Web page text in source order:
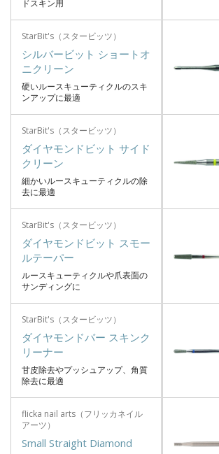
ドスキン用
StarBit's（スタービッツ）
シルバービット ショートオ
ニクリーン
硬いルースキューティクルのスキ
ンアップに最適
StarBit's（スタービッツ）
ダイヤモンドビット サイド
クリーン
細かいルースキューティクルの除
去に最適
StarBit's（スタービッツ）
ダイヤモンドビット スモー
ルテーパー
ルースキューティクルや爪表面の
サンディングに
StarBit's（スタービッツ）
ダイヤモンドバー スキンク
リーナー
甘皮除去やプッシュアップ、角質
除去に最適
flicka nail arts（フリッカネイル
アーツ）
Small Straight Diamond